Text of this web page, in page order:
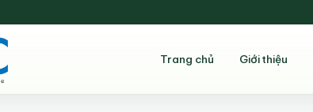
Trang chủ Giới thiệu